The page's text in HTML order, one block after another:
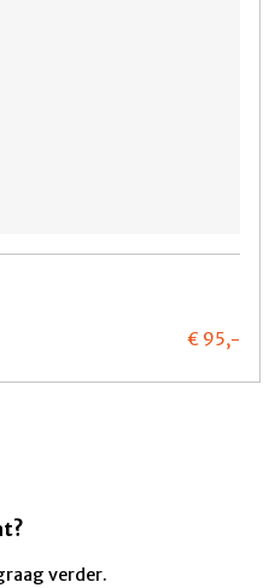
€ 95,-
verder.